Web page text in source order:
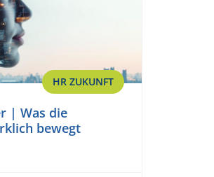
HR ZUKUNFT
| Was die
bewegt